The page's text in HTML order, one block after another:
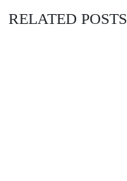
RELATED POSTS